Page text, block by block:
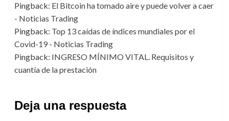
Pingback: El Bitcoin ha tomado aire y puede volver a caer
- Noticias Trading
Pingback: Top 13 caídas de índices mundiales por el
Covid-19 - Noticias Trading
Pingback: INGRESO MÍNIMO VITAL. Requisitos y
cuantía de la prestación
Deja una respuesta